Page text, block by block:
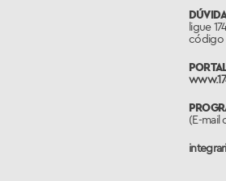
ligue
código
(E-mail